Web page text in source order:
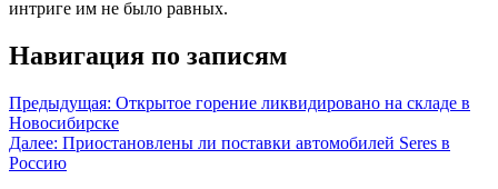
интриге им не было равных.
Навигация по записям
Предыдущая: Открытое горение ликвидировано на складе в
Новосибирске
Далее: Приостановлены ли поставки автомобилей Seres в
Россию